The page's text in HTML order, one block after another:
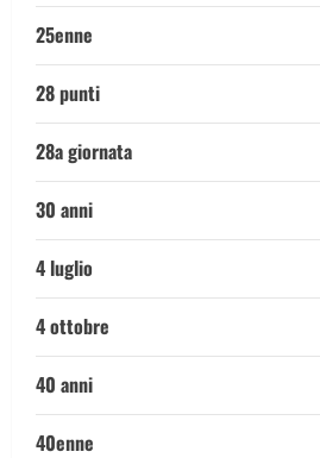
25enne
28 punti
28a giornata
30 anni
4 luglio
4 ottobre
40 anni
40enne